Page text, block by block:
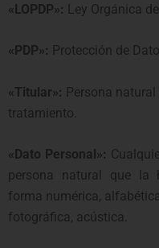
«LOPDP»: Ley Orgánica
«PDP»: Protección de
«Titular»: Persona
tratamiento.
«Dato Personal»:
persona natural que la
forma numérica,
fotográfica, acústica.